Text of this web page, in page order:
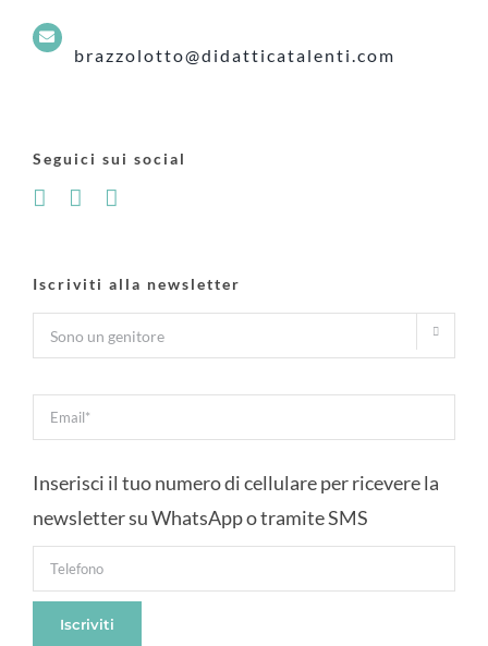
brazzolotto@didatticatalenti.com
Seguici sui social
Iscriviti alla newsletter

Inserisci il tuo numero di cellulare per ricevere la
newsletter su WhatsApp o tramite SMS